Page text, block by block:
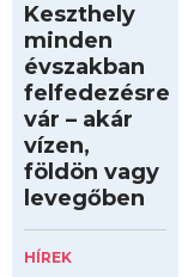
Keszthely
minden
évszakban
felfedezésre
vár – akár
vízen,
földön vagy
levegőben
HÍREK